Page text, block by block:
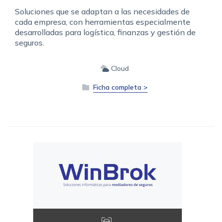
Soluciones que se adaptan a las necesidades de
cada empresa, con herramientas especialmente
desarrolladas para logística, finanzas y gestión de
seguros.
Cloud
Ficha completa >